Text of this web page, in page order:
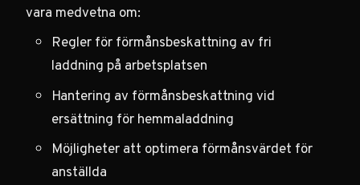
vara medvetna om:
Regler för förmånsbeskattning av fri
laddning på arbetsplatsen
Hantering av förmånsbeskattning vid
ersättning för hemmaladdning
Möjligheter att optimera förmånsvärdet för
anställda